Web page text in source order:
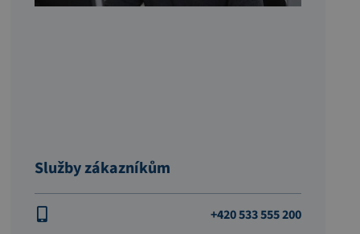
Služby zákazníkům
+420 533 555 200